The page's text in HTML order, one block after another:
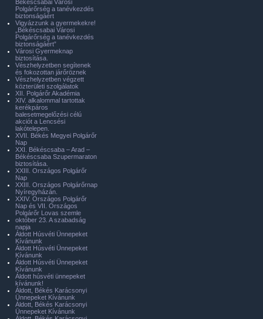
Békéscsabai Városi
Polgárőrség a tanévkezdés
biztonságáért
Vigyázzunk a gyermekekre!
„Békéscsabai Városi
Polgárőrség a tanévkezdés
biztonságáért”
Városi Gyermeknap
biztosítása.
Vészhelyzetben segítenek
és fokozottan járőröznek
Vészhelyzetben végzett
közterületi szolgálatok
XII. Polgárőr Akadémia
XIV. alkalommal tartottak
kerékpáros
balesetmegelőzési célú
akciót a Lencsési
lakótelepen.
XVII. Békés Megyei Polgárőr
Nap
XXI. Békéscsaba – Arad –
Békéscsaba Szupermaraton
biztosítása.
XXIII. Országos Polgárőr
Nap
XXIII. Országos Polgárőrnap
Nyíregyházán.
XXIV. Országos Polgárőr
Nap és VII. Országos
Polgárőr Lovas szemle
október 23. A szabadság
napja
Áldott Húsvéti Ünnepeket
Kívánunk
Áldott Húsvéti Ünnepeket
Kívánunk
Áldott Húsvéti Ünnepeket
Kívánunk
Áldott húsvéti ünnepeket
kívánunk!
Áldott, Békés Karácsonyi
Ünnepeket Kívánunk
Áldott, Békés Karácsonyi
Ünnepeket Kívánunk